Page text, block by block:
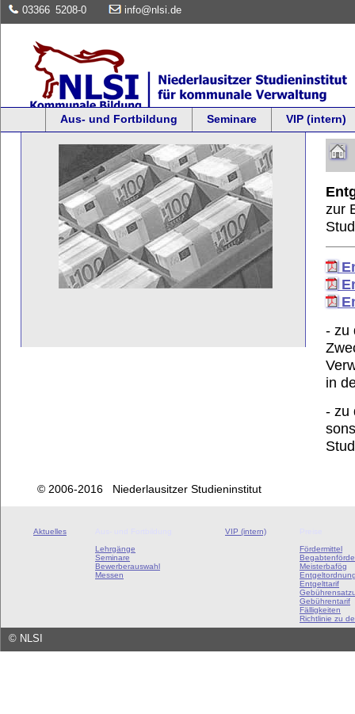
03366 5208-0 info@nlsi.de
Aus- und Fortbildung Seminare VIP (intern)
zur
- zu
in
- zu
© 2006-2016 Niederlausitzer Studieninstitut
Aktuelles
Lehrgänge
Seminare
Bewerberauswahl
Messen
VIP (intern)
Fördermittel
Meisterbafög
Entgelttarif
Gebührentarif
Fälligkeiten
Richtlinie zu
© NLSI